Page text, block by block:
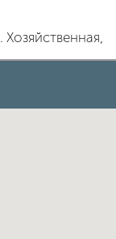
Хозяйственная,